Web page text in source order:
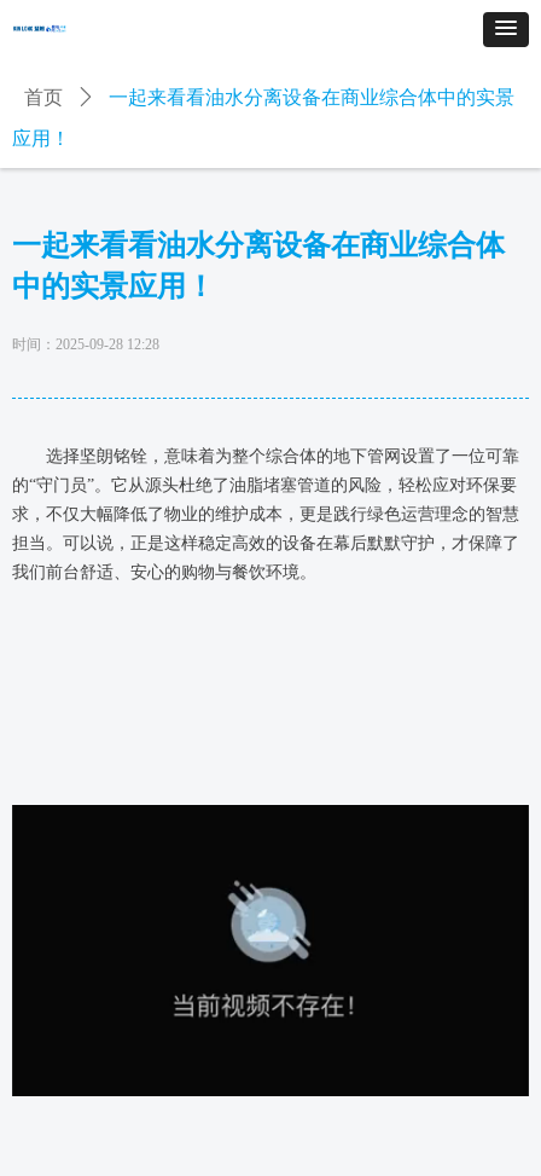
首页 ꄲ
一起来看看油水分离设备在商业综合体中的实景
应用！
一起来看看油水分离设备在商业综合体
中的实景应用！
时间： 2025-09-28 12:28
选择坚朗铭铨，意味着为整个综合体的地下管网设置了一位可靠
的“守门员”。它从源头杜绝了油脂堵塞管道的风险，轻松应对环保要
求，不仅大幅降低了物业的维护成本，更是践行绿色运营理念的智慧
担当。可以说，正是这样稳定高效的设备在幕后默默守护，才保障了
我们前台舒适、安心的购物与餐饮环境。